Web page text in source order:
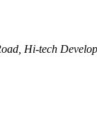
Hi-tech